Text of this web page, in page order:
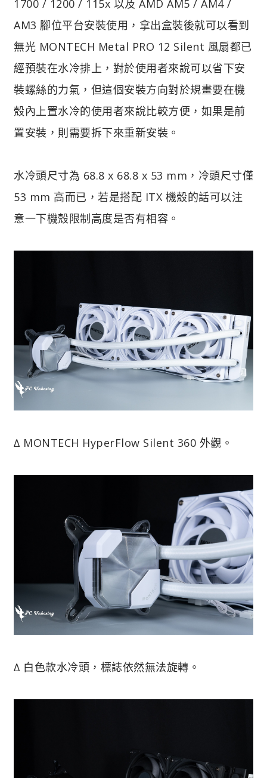
1700 / 1200 / 115x 以及 AMD AM5 / AM4 /
AM3 腳位平台安裝使用，拿出盒裝後就可以看到
無光 MONTECH Metal PRO 12 Silent 風扇都已
經預裝在水冷排上，對於使用者來說可以省下安
裝螺絲的力氣，但這個安裝方向對於規畫要在機
殼內上置水冷的使用者來說比較方便，如果是前
置安裝，則需要拆下來重新安裝。
水冷頭尺寸為 68.8 x 68.8 x 53 mm，冷頭尺寸僅
53 mm 高而已，若是搭配 ITX 機殼的話可以注
意一下機殼限制高度是否有相容。
∆ MONTECH HyperFlow Silent 360 外觀。
∆ 白色款水冷頭，標誌依然無法旋轉。